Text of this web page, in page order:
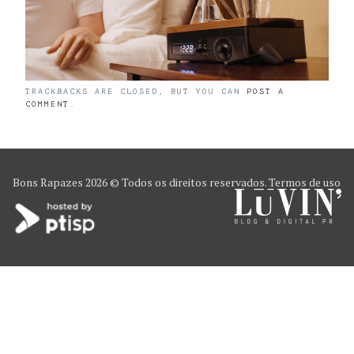
TRACKBACKS ARE CLOSED, BUT YOU CAN POST A
COMMENT
Bons Rapazes 2026 © Todos os direitos reservados.Termos de uso